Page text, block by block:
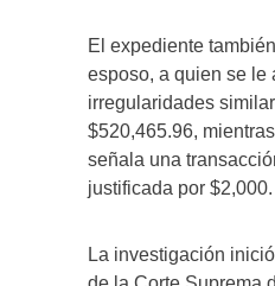
El expediente
esposo, a quien se le
irregularidades
$520,465.96,
señala una
justificada por $2,000.
La investigación